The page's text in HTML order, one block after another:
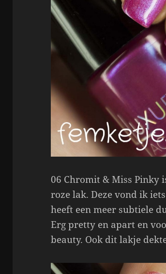
06 Chromit & Miss Pinky
roze lak. Deze vond ik
heeft een meer subtiele
Erg pretty en apart en
beauty. Ook dit lakje